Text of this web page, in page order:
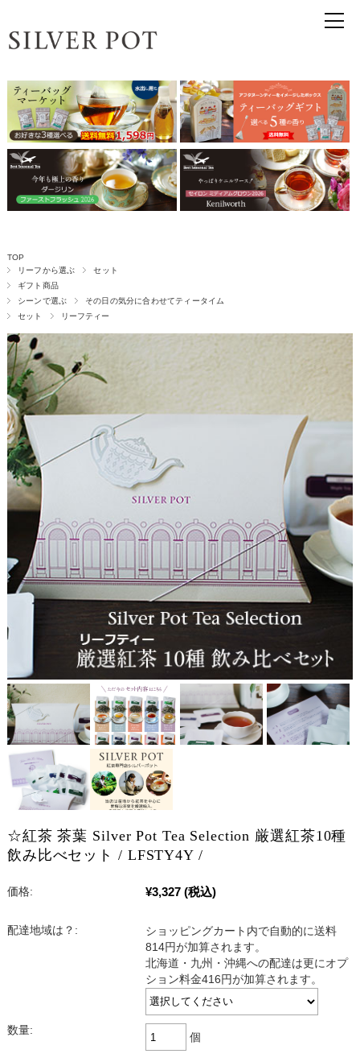
TOP
リーフから選ぶ
セット
ギフト商品
シーンで選ぶ
その日の気分に合わせてティータイム
セット
リーフティー
☆紅茶 茶葉 Silver Pot Tea Selection 厳選紅茶10種
飲み比べセット / LFSTY4Y /
価格: ¥3,327 (税込)
配達地域は？:
ショッピングカート内で自動的に送料
814円が加算されます。
北海道・九州・沖縄への配達は更にオプ
ション料金416円が加算されます。
数量:
個